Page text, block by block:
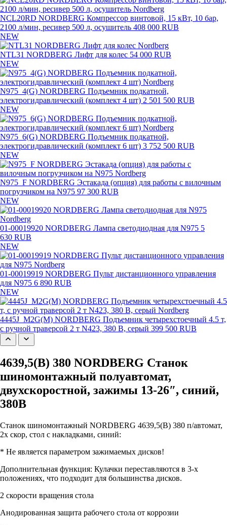
NCL20RD NORDBERG Компрессор винтовой, 15 кВт, 10 бар,
2100 л/мин, ресивер 500 л, осушитель 408 000 RUB
NEW
NTL31 NORDBERG Лифт для колес 54 000 RUB
NEW
N975_4(G) NORDBERG Подъемник подкатной,
электрогидравлический (комплект 4 шт) 2 501 500 RUB
NEW
N975_6(G) NORDBERG Подъемник подкатной,
электрогидравлический (комплект 6 шт) 3 752 500 RUB
NEW
N975_F NORDBERG Эстакада (опция) для работы с вилочным
погрузчиком на N975 97 300 RUB
NEW
01-00019920 NORDBERG Лампа светодиодная для N975 5
630 RUB
NEW
01-00019919 NORDBERG Пульт дистанционного управления
для N975 6 890 RUB
NEW
4445J_M2G(M) NORDBERG Подъемник четырехстоечный 4.5 т,
с ручной траверсой 2 т N423, 380 В, серый 399 500 RUB
4639,5(B) 380 NORDBERG Станок
шиномонтажный полуавтомат,
двухскоростной, зажимы 13-26″, синий,
380В
Станок шиномонтажный NORDBERG 4639,5(B) 380 п/автомат,
2х скор, стол с накладками, синий:
* Не является параметром зажимаемых дисков!
Дополнительная функция: Кулачки переставляются в 3-х
положениях, что подходит для большинства дисков.
2 скорости вращения стола
Анодированная защита рабочего стола от коррозии